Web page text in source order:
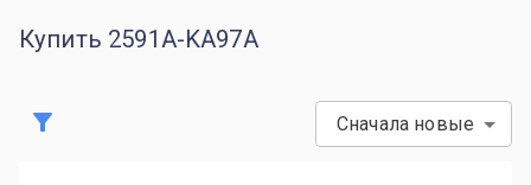
Купить 2591A-KA97A
Сначала новые